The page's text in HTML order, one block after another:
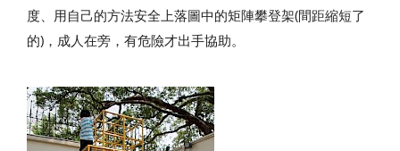
度、用自己的方法安全上落圖中的矩陣攀登架(間距縮短了
的)，成人在旁，有危險才出手協助。